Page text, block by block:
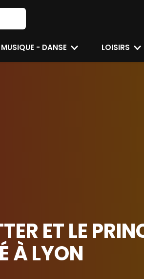
MUSIQUE - DANSE LOISIRS
ET LE
À LYON